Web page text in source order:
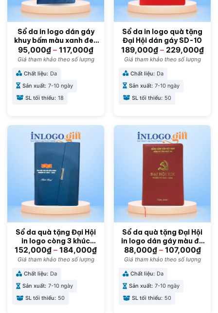
Sổ da in logo dán gáy
khuy bấm màu xanh đen
15cmx21cm SD-02
95,000₫ – 117,000₫
Giá tham khảo theo số lượng
Chất liệu: Da
Sản xuất: 7-10 ngày
SL tối thiểu: 18
Sổ da in logo quà tặng
Đại Hội dán gáy SD-10
189,000₫– 229,000₫
Giá tham khảo theo số lượng
Chất liệu: Da
Sản xuất: 7-10 ngày
SL tối thiểu: 50
Sổ da quà tặng Đại Hội
in logo còng 3 khúc
chéo SD-07
152,000₫ – 184,000₫
Giá tham khảo theo số lượng
Chất liệu: Da
Sản xuất: 7-10 ngày
SL tối thiểu: 50
Sổ da quà tặng Đại Hội
in logo dán gáy màu đỏ
SD-05
88,000₫– 107,000₫
Giá tham khảo theo số lượng
Chất liệu: Da
Sản xuất: 7-10 ngày
SL tối thiểu: 50